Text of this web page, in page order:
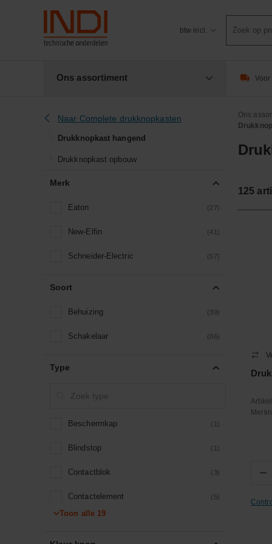
btw incl.
zoeken
Ons assortiment
Naar Complete drukknopkasten
Drukknopkast hangend
Drukknopkast opbouw
Merk
Eaton (27)
New-Elfin (41)
Schneider-Electric (57)
Soort
Behuizing (39)
Schakelaar (86)
Type
Beschermkap (1)
Blindstop (1)
Contactblok (3)
Contactelement (5)
Toon alle 19
Ons
125
−